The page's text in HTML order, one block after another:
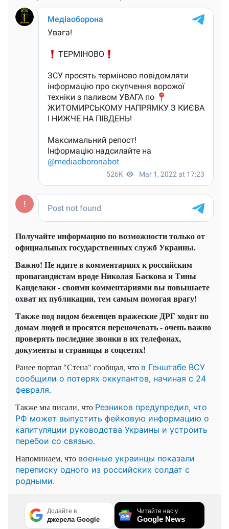
Получайте информацию по возможности только от
официальных государственных служб Украины.
Важно! Не идите в комментариях к российским
пропагандистам вроде Николая Баскова и Тины
Канделаки - своими комментариями вы повышаете
охват их публикации, тем самым помогая врагу!
Также под видом беженцев вражеские ДРГ ходят по
домам людей и просятся переночевать - очень важно
проверять последние звонки в их телефонах,
документы и страницы в соцсетях!
Ранее портал "Стена" сообщал, что в Генштабе ВСУ
сообщили о потерях оккупантов, начиная с 24
февраля.
Также мы писали, что Резников предупредил, что
РФ может выпустить фейковую информацию о
капитуляции руководства Украины и устроить
перебои со связью.
Напоминаем, что военные украинцы показали
переписку одного из российских солдат с
родными.
Додайте в
джерела Google
Читайте нас у
Google News